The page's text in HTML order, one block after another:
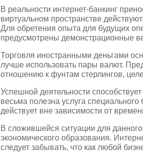
В реальности интернет-банкинг
виртуальном пространстве
Для обретения опыта для будущих
предусмотрены демонстрационные
Торговля иностранными деньгами
лучше использовать пары валют.
отношению к фунтам стерлингов,
Успешной деятельности
весьма полезна услуга
действует вне зависимости от
В сложившейся ситуации для
экономического образования.
следует забывать, что как любой